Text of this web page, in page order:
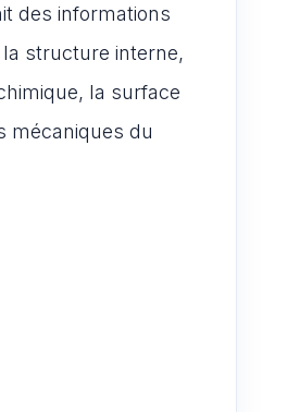
des informations
structure interne,
la surface
mécaniques du